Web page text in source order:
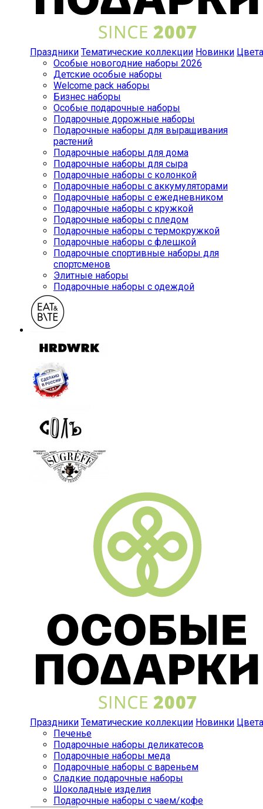
Праздники Тематические коллекции Новинки Цвета
Особые новогодние наборы 2026
Детские особые наборы
Welcome pack наборы
Бизнес наборы
Особые подарочные наборы
Подарочные дорожные наборы
Подарочные наборы для выращивания
растений
Подарочные наборы для дома
Подарочные наборы для сыра
Подарочные наборы с колонкой
Подарочные наборы с аккумуляторами
Подарочные наборы с ежедневником
Подарочные наборы с кружкой
Подарочные наборы с пледом
Подарочные наборы с термокружкой
Подарочные наборы с флешкой
Подарочные спортивные наборы для
спортсменов
Элитные наборы
Подарочные наборы с одеждой
Праздники Тематические коллекции Новинки Цвета
Печенье
Подарочные наборы деликатесов
Подарочные наборы меда
Подарочные наборы с вареньем
Сладкие подарочные наборы
Шоколадные изделия
Подарочные наборы с чаем/кофе